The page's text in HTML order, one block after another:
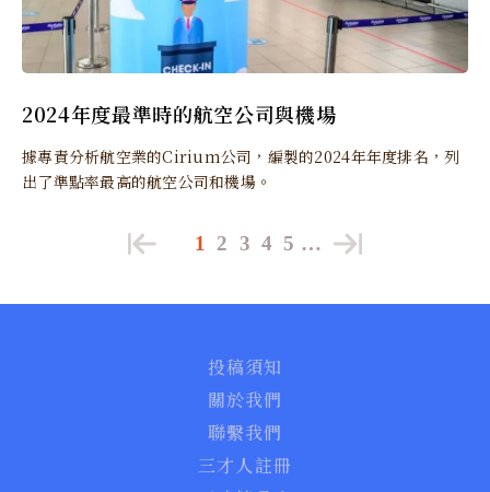
2024年度最準時的航空公司與機場
據專責分析航空業的Cirium公司，編製的2024年年度排名，列
出了準點率最高的航空公司和機場。
1 2 3 4 5 …
投稿須知
關於我們
聯繫我們
三才人註冊